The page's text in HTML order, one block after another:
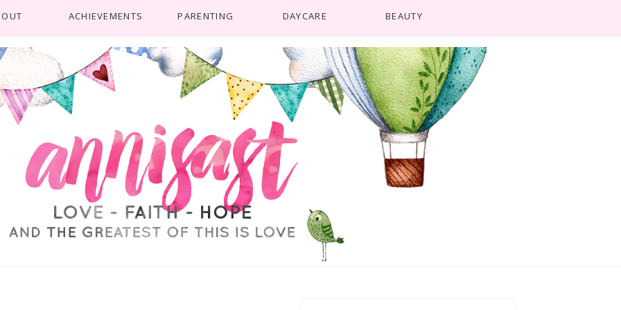
ACHIEVEMENTS PARENTING DAYCARE BEAUTY